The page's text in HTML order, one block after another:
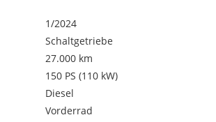
1/2024
Schaltgetriebe
27.000 km
150 PS (110 kW)
Diesel
Vorderrad